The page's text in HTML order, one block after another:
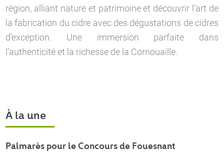
région, alliant nature et patrimoine et découvrir l’art de
la fabrication du cidre avec des dégustations de cidres
d’exception. Une immersion parfaite dans
l’authenticité et la richesse de la Cornouaille.
À la une
Palmarès pour le Concours de Fouesnant